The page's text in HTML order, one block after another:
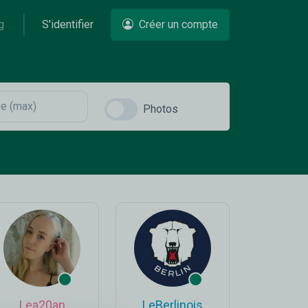
S'identifier Créer un compte
Photos
Lea20an LeBerlinois